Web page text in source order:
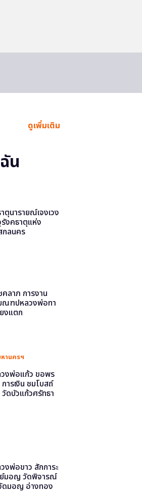
ดูเพิ่มเติม
น
ตุนารายณ์เจงเวง
งคธาตุแห่ง
ลนคร
ลาภ การงาน
ณฑปหลวงพ่อทา
งแตก
านครฯ
วงพ่อแก้ว ขอพร
ารเงิน ชมโบสถ์
วัดบัวแก้วศรัทธา
งพ่อขาว สักการะ
ย์มอญ วัดพิจารณ์
มอญ อ่างทอง